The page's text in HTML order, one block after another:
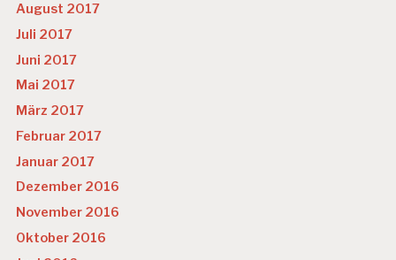
August 2017
Juli 2017
Juni 2017
Mai 2017
März 2017
Februar 2017
Januar 2017
Dezember 2016
November 2016
Oktober 2016